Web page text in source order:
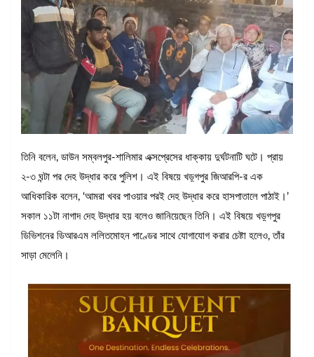
তিনি বলেন, ডাউন সম্বলপুর-শালিমার এক্সপ্রেসের ধাক্কায় দুর্ঘটনাটি ঘটে। প্রায়
২-৩ ঘন্টা পর দেহ উদ্ধার করে পুলিশ। এই বিষয়ে খড়্গপুর জিআরপি-র এক
আধিকারিক বলেন, ‘আমরা খবর পাওয়ার পরই দেহ উদ্ধার করে হাসপাতালে পাঠাই।’
সকাল ১১টা নাগাদ দেহ উদ্ধার হয় বলেও জানিয়েছেন তিনি। এই বিষয়ে খড়্গপুর
ডিভিশনের ডিআরএম ললিতমোহন পাণ্ডের সাথে যোগাযোগ করার চেষ্টা হলেও, তাঁর
সাড়া মেলেনি।